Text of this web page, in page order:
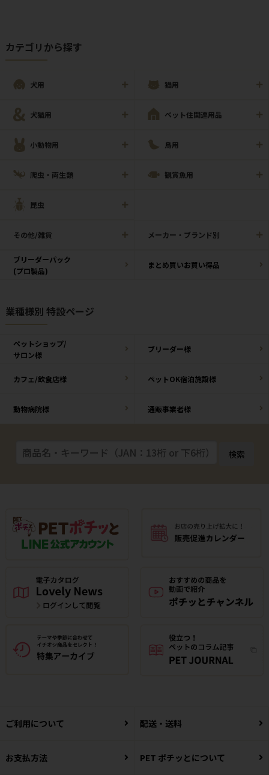
カテゴリから探す
犬用 猫用
犬猫用 ペット住関連用品
小動物用 鳥用
爬虫・両生類 観賞魚用
昆虫
その他/雑貨 メーカー・ブランド別
ブリーダーパック
(プロ製品)
まとめ買いお買い得品
業種様別 特設ページ
ペットショップ/
サロン様
ブリーダー様
カフェ/飲食店様 ペットOK宿泊施設様
動物病院様 通販事業者様
検索
ご利用について 配送・送料
お支払方法 PET ポチッとについて